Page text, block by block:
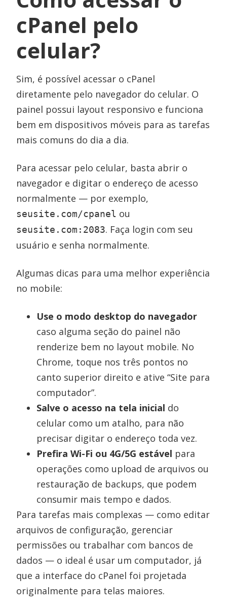
cPanel pelo
celular?
Sim, é possível acessar o cPanel
diretamente pelo navegador do celular. O
painel possui layout responsivo e funciona
bem em dispositivos móveis para as tarefas
mais comuns do dia a dia.
Para acessar pelo celular, basta abrir o
navegador e digitar o endereço de acesso
normalmente — por exemplo,
seusite.com/cpanel ou
seusite.com:2083. Faça login com seu
usuário e senha normalmente.
Algumas dicas para uma melhor experiência
no mobile:
Use o modo desktop do navegador
caso alguma seção do painel não
renderize bem no layout mobile. No
Chrome, toque nos três pontos no
canto superior direito e ative “Site para
computador”.
Salve o acesso na tela inicial do
celular como um atalho, para não
precisar digitar o endereço toda vez.
Prefira Wi-Fi ou 4G/5G estável para
operações como upload de arquivos ou
restauração de backups, que podem
consumir mais tempo e dados.
Para tarefas mais complexas — como editar
arquivos de configuração, gerenciar
permissões ou trabalhar com bancos de
dados — o ideal é usar um computador, já
que a interface do cPanel foi projetada
originalmente para telas maiores.